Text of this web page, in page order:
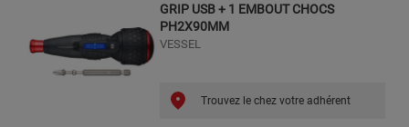
GRIP USB + 1 EMBOUT CHOCS
PH2X90MM
VESSEL
Trouvez le chez votre adhérent